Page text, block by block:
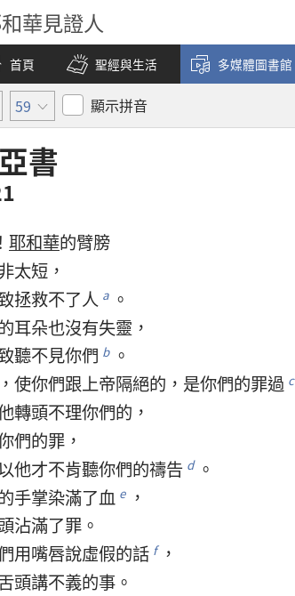
華見證人
首頁
聖經與生活 多媒體圖書館
59 顯示拼音
書
！ 耶和華的臂膀
太短 ，
拯救不了人 a 。
耳朵也沒有失靈 ，
聽不見你們 b 。
， 使你們跟上帝隔絕的 ， 是你們的罪過 c
轉頭不理你們的 ，
們的罪 ，
他才不肯聽你們的禱告 d 。
手掌染滿了血 e ，
沾滿了罪 。
用嘴唇說虛假的話 f ，
頭講不義的事 。